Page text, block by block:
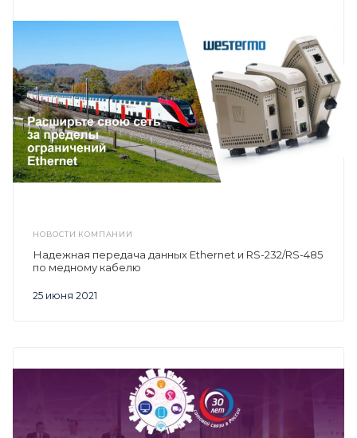
НОВОСТИ КОМПАНИИ
25 июня 2021
Надежная передача данных Ethernet и RS-232/RS-485
по медному кабелю